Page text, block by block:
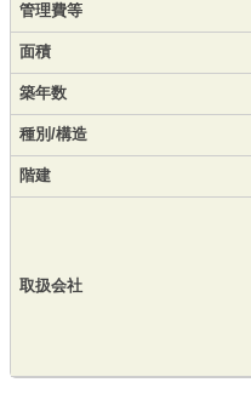
管理費等
面積
築年数
種別/構造
階建
取扱会社